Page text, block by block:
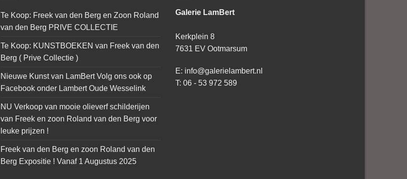
Te Koop: Freek van den Berg en Zoon Roland
van den Berg PRIVE COLLECTIE
Te Koop: KUNSTBOEKEN van Freek van den
Berg ( Prive Collectie )
Nieuwe Kunst van LamBert Volg ons ook op
Facebook onder Lambert Oude Wesselink
NU Verkoop van mooie olieverf schilderijen
van Freek en zoon Roland van den Berg voor
leuke prijzen !
Freek van den Berg en zoon Roland van den
Berg Expositie ! Vanaf 1 Augustus 2025
Galerie LamBert
Kerkplein 8
7631 EV Ootmarsum
E: info@galerielambert.nl
T: 06 - 53 972 589